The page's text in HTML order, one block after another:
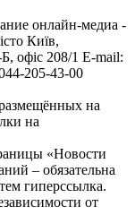
онлайн-медиа -
Київ,
208/1 E-mail:
205-43-00
на
на
«Новости
– обязательна
гиперссылка.
от